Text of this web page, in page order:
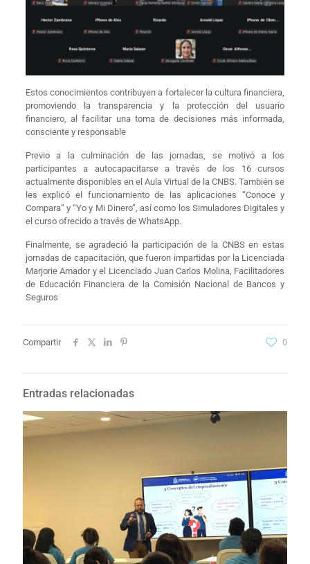
Estos conocimientos contribuyen a fortalecer la cultura financiera,
promoviendo la transparencia y la protección del usuario
financiero, al facilitar una toma de decisiones más informada,
consciente y responsable
Previo a la culminación de las jornadas, se motivó a los
participantes a autocapacitarse a través de los 16 cursos
actualmente disponibles en el Aula Virtual de la CNBS. También se
les explicó el funcionamiento de las aplicaciones “Conoce y
Compara” y “Yo y Mi Dinero”, así como los Simuladores Digitales y
el curso ofrecido a través de WhatsApp.
Finalmente, se agradeció la participación de la CNBS en estas
jornadas de capacitación, que fueron impartidas por la Licenciada
Marjorie Amador y el Licenciado Juan Carlos Molina, Facilitadores
de Educación Financiera de la Comisión Nacional de Bancos y
Seguros
Compartir 0
Entradas relacionadas